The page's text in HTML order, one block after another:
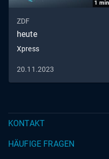
1 min
ZDF
heute
Xpress
20.11.2023
KONTAKT
HÄUFIGE FRAGEN